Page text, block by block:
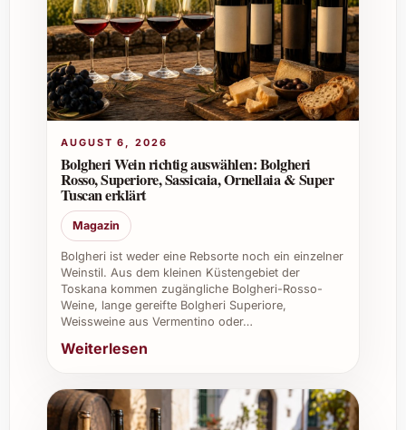
Bitte beachten Sie die Produktdetails beim
Kauf. Aiurri 2022 wird mit Sorgfalt
hergestellt, die genauen Zertifizierungen
können variieren.
8. Wo kann ich Aiurri 2022 kaufen?
Aiurri 2022 ist bei ausgewählten
Fachhändlern, Online-Shops und oft auch
direkt beim Weingut erhältlich.
Individuelle Vorteile und Ideen für den
Einsatz von Aiurri 2022
Für private Anlässe:Bereichern Sie
entspannte Sommerabende mit
Bei Weihnachten und Silvester:Aiurri
2022 verleiht festlichen Momenten
AUGUST 6, 2026
Bolgheri Wein richtig auswählen: Bolgheri
Rosso, Superiore, Sassicaia, Ornellaia & Super
Tuscan erklärt
Magazin
Bolgheri ist weder eine Rebsorte noch ein einzelner
Weinstil. Aus dem kleinen Küstengebiet der
Toskana kommen zugängliche Bolgheri-Rosso-
Weine, lange gereifte Bolgheri Superiore,
Weissweine aus Vermentino oder…
Weiterlesen